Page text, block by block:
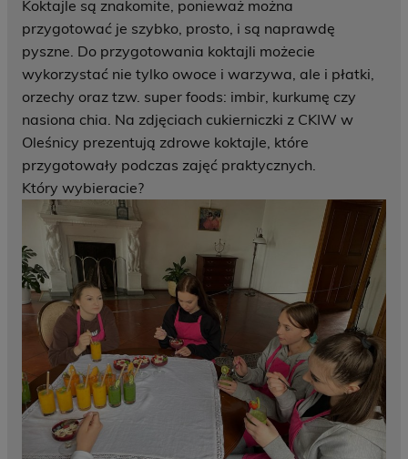
Koktajle są znakomite, ponieważ można
przygotować je szybko, prosto, i są naprawdę
pyszne. Do przygotowania koktajli możecie
wykorzystać nie tylko owoce i warzywa, ale i płatki,
orzechy oraz tzw. super foods: imbir, kurkumę czy
nasiona chia. Na zdjęciach cukierniczki z CKIW w
Oleśnicy prezentują zdrowe koktajle, które
przygotowały podczas zajęć praktycznych.
Który wybieracie?